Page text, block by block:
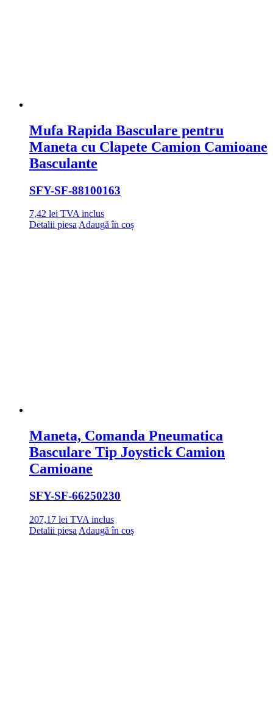
Mufa Rapida Basculare pentru
Maneta cu Clapete Camion Camioane
Basculante
SFY-SF-88100163
7,42 lei TVA inclus
Detalii piesa Adaugă în coș
Maneta, Comanda Pneumatica
Basculare Tip Joystick Camion
Camioane
SFY-SF-66250230
207,17 lei TVA inclus
Detalii piesa Adaugă în coș